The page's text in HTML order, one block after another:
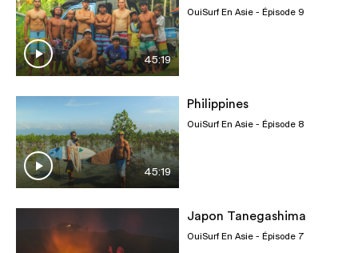
45:19
OuiSurf En Asie - Épisode 9
45:19
Philippines
OuiSurf En Asie - Épisode 8
Japon Tanegashima
OuiSurf En Asie - Épisode 7